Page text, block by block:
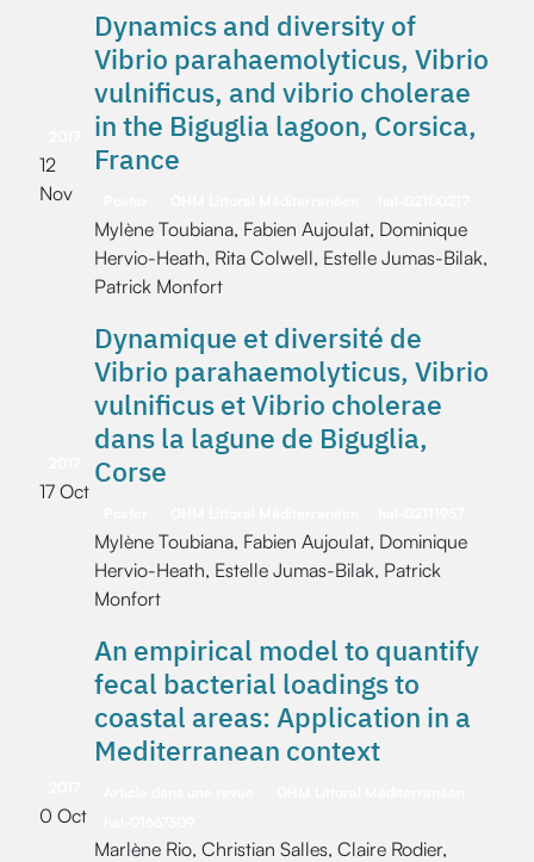
12
Nov
Dynamics and diversity of
Vibrio parahaemolyticus, Vibrio
vulnificus, and vibrio cholerae
in the Biguglia lagoon, Corsica,
France
Mylène Toubiana, Fabien Aujoulat, Dominique
Hervio-Heath, Rita Colwell, Estelle Jumas-Bilak,
Patrick Monfort
17 Oct
Dynamique et diversité de
Vibrio parahaemolyticus, Vibrio
vulnificus et Vibrio cholerae
dans la lagune de Biguglia,
Corse
Mylène Toubiana, Fabien Aujoulat, Dominique
Hervio-Heath, Estelle Jumas-Bilak, Patrick
Monfort
0 Oct
An empirical model to quantify
fecal bacterial loadings to
coastal areas: Application in a
Mediterranean context
Marlène Rio, Christian Salles, Claire Rodier,